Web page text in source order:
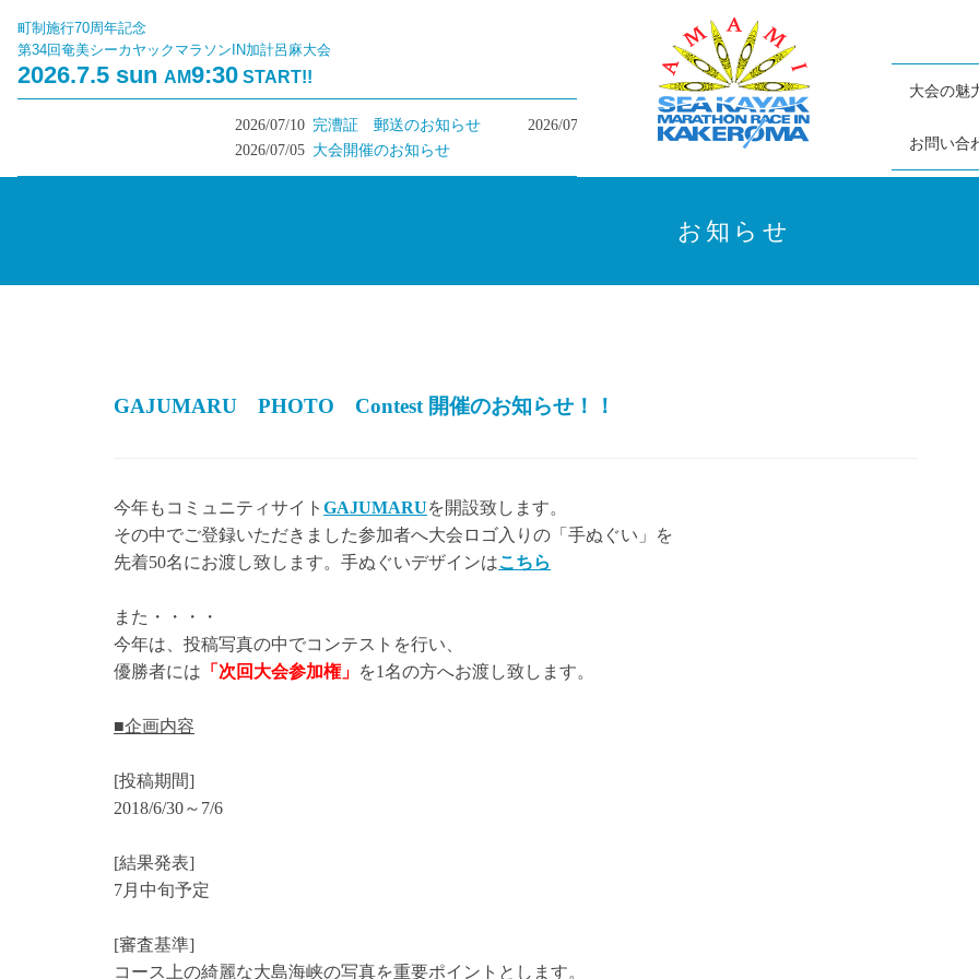
町制施行70周年記念
第34回奄美シーカヤックマラソンIN加計呂麻大会
2026.7.5 sun AM9:30 START!!
2026/07/10 完漕証 郵送のお知らせ 2026/07/05 大会終了の御礼と大会結果掲載のお知らせ
2026/07/05 大会開催のお知らせ
大会の魅
お問い合
お知らせ
GAJUMARU PHOTO Contest 開催のお知らせ！！
今年もコミュニティサイト GAJUMARUを開設致します。
その中でご登録いただきました参加者へ大会ロゴ入りの「手ぬぐい」を
先着50名にお渡し致します。手ぬぐいデザインはこちら
また・・・・
今年は、投稿写真の中でコンテストを行い、
優勝者には 「次回大会参加権」 を1名の方へお渡し致します。
■企画内容
[投稿期間]
2018/6/30～7/6
[結果発表]
7月中旬予定
[審査基準]
コース上の綺麗な大島海峡の写真を重要ポイントとします。